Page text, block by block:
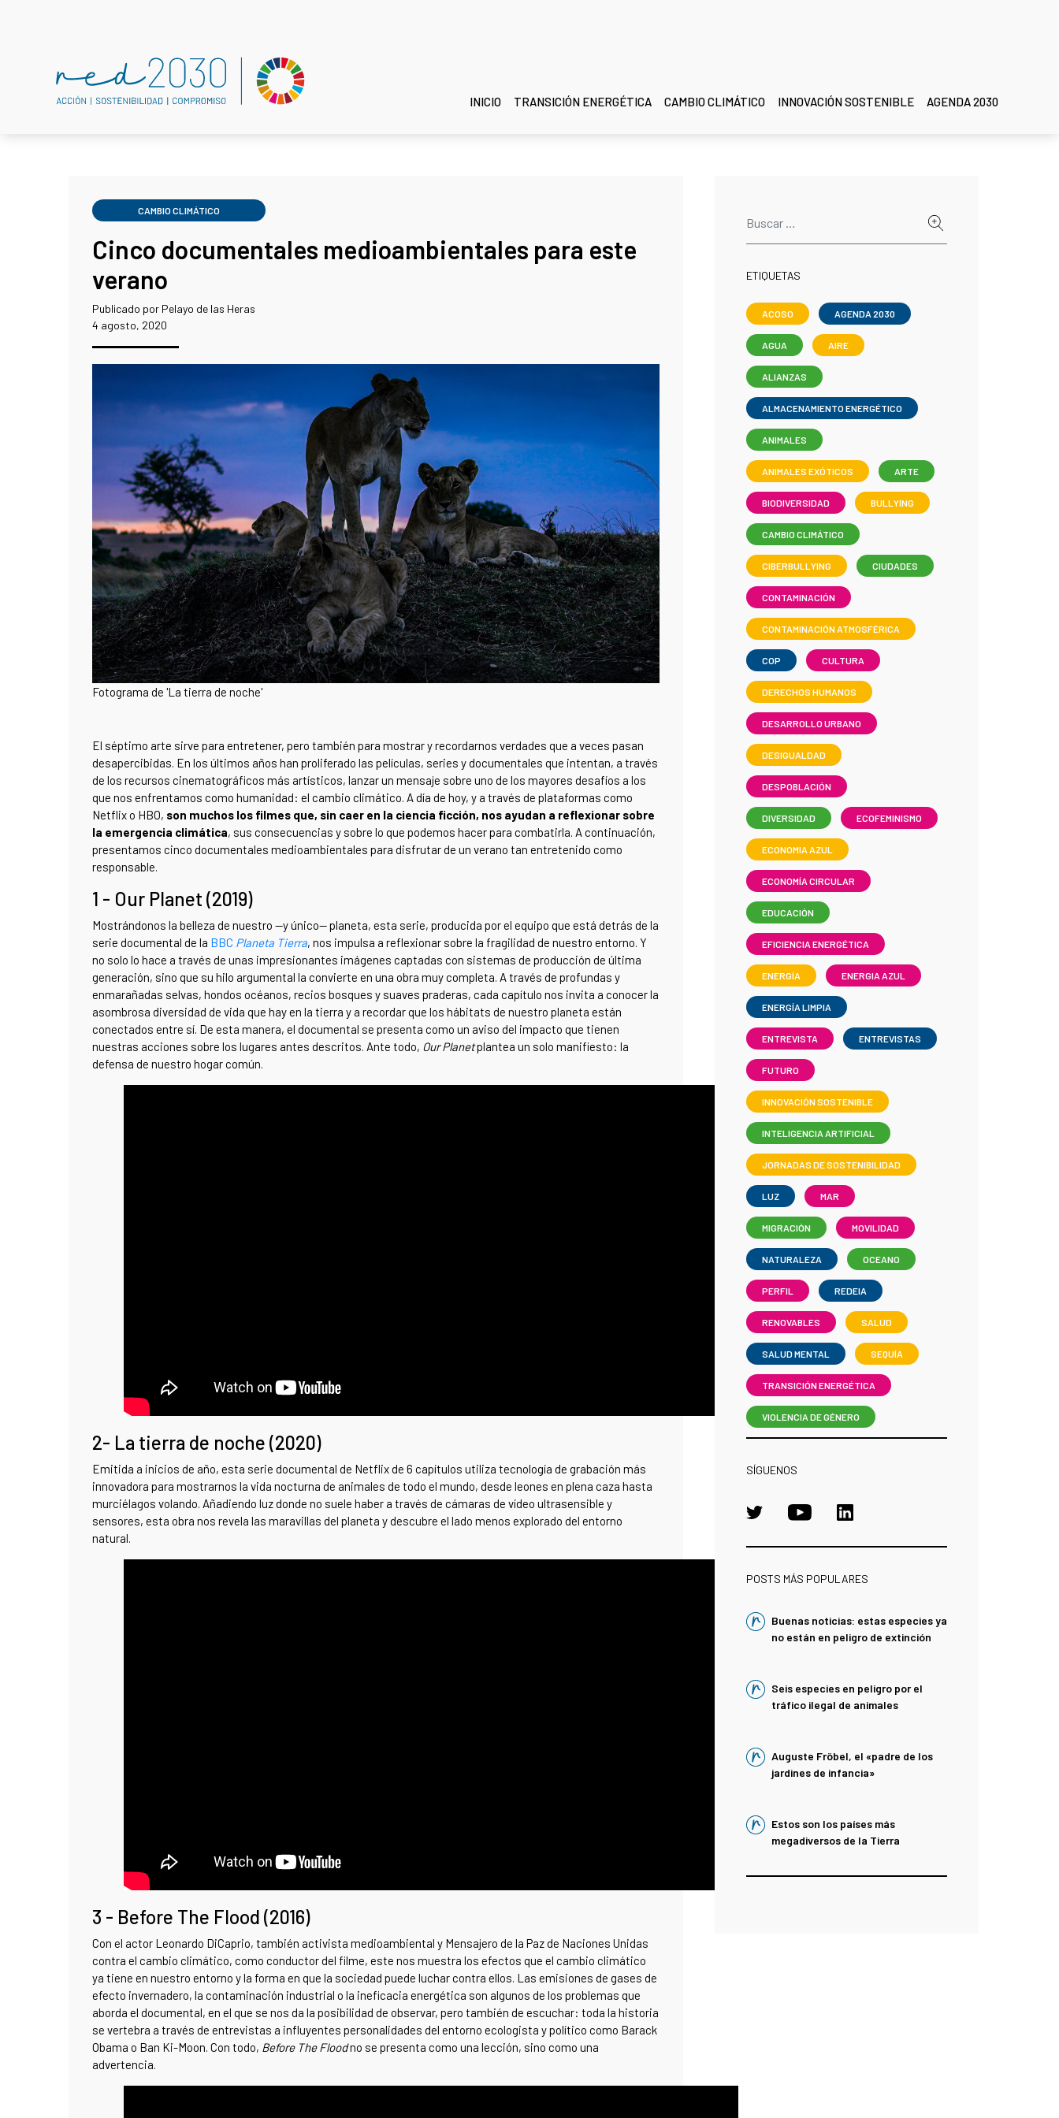
INICIO TRANSICIÓN ENERGÉTICA CAMBIO CLIMÁTICO INNOVACIÓN SOSTENIBLE AGENDA 2030
CAMBIO CLIMÁTICO
Cinco documentales medioambientales para este
verano
Publicado por Pelayo de las Heras
4 agosto, 2020
Fotograma de 'La tierra de noche'
El séptimo arte sirve para entretener, pero también para mostrar y recordarnos verdades que a veces pasan
desapercibidas. En los últimos años han proliferado las películas, series y documentales que intentan, a través
de los recursos cinematográficos más artísticos, lanzar un mensaje sobre uno de los mayores desafíos a los
que nos enfrentamos como humanidad: el cambio climático. A día de hoy, y a través de plataformas como
Netflix o HBO, son muchos los filmes que, sin caer en la ciencia ficción, nos ayudan a reflexionar sobre
la emergencia climática, sus consecuencias y sobre lo que podemos hacer para combatirla. A continuación,
presentamos cinco documentales medioambientales para disfrutar de un verano tan entretenido como
responsable.
1 - Our Planet (2019)
Mostrándonos la belleza de nuestro —y único— planeta, esta serie, producida por el equipo que está detrás de la
serie documental de la BBC Planeta Tierra, nos impulsa a reflexionar sobre la fragilidad de nuestro entorno. Y
no solo lo hace a través de unas impresionantes imágenes captadas con sistemas de producción de última
generación, sino que su hilo argumental la convierte en una obra muy completa. A través de profundas y
enmarañadas selvas, hondos océanos, recios bosques y suaves praderas, cada capítulo nos invita a conocer la
asombrosa diversidad de vida que hay en la tierra y a recordar que los hábitats de nuestro planeta están
conectados entre sí. De esta manera, el documental se presenta como un aviso del impacto que tienen
nuestras acciones sobre los lugares antes descritos. Ante todo, Our Planetplantea un solo manifiesto: la
defensa de nuestro hogar común.
2- La tierra de noche (2020)
Emitida a inicios de año, esta serie documental de Netflix de 6 capítulos utiliza tecnología de grabación más
innovadora para mostrarnos la vida nocturna de animales de todo el mundo, desde leones en plena caza hasta
murciélagos volando. Añadiendo luz donde no suele haber a través de cámaras de vídeo ultrasensible y
sensores, esta obra nos revela las maravillas del planeta y descubre el lado menos explorado del entorno
natural.
3 - Before The Flood (2016)
Con el actor Leonardo DiCaprio, también activista medioambiental y Mensajero de la Paz de Naciones Unidas
contra el cambio climático, como conductor del filme, este nos muestra los efectos que el cambio climático
ya tiene en nuestro entorno y la forma en que la sociedad puede luchar contra ellos. Las emisiones de gases de
efecto invernadero, la contaminación industrial o la ineficacia energética son algunos de los problemas que
aborda el documental, en el que se nos da la posibilidad de observar, pero también de escuchar: toda la historia
se vertebra a través de entrevistas a influyentes personalidades del entorno ecologista y político como Barack
Obama o Ban Ki-Moon. Con todo, Before The Floodno se presenta como una lección, sino como una
advertencia.
ETIQUETAS
ACOSO AGENDA 2030
AGUA AIRE
ALIANZAS
ALMACENAMIENTO ENERGÉTICO
ANIMALES
ANIMALES EXÓTICOS ARTE
BIODIVERSIDAD BULLYING
CAMBIO CLIMÁTICO
CIBERBULLYING CIUDADES
CONTAMINACIÓN
CONTAMINACIÓN ATMOSFÉRICA
COP CULTURA
DERECHOS HUMANOS
DESARROLLO URBANO
DESIGUALDAD
DESPOBLACIÓN
DIVERSIDAD ECOFEMINISMO
ECONOMIA AZUL
ECONOMÍA CIRCULAR
EDUCACIÓN
EFICIENCIA ENERGÉTICA
ENERGÍA ENERGIA AZUL
ENERGÍA LIMPIA
ENTREVISTA ENTREVISTAS
FUTURO
INNOVACIÓN SOSTENIBLE
INTELIGENCIA ARTIFICIAL
JORNADAS DE SOSTENIBILIDAD
LUZ MAR
MIGRACIÓN MOVILIDAD
NATURALEZA OCEANO
PERFIL REDEIA
RENOVABLES SALUD
SALUD MENTAL SEQUÍA
TRANSICIÓN ENERGÉTICA
VIOLENCIA DE GÉNERO
SÍGUENOS
POSTS MÁS POPULARES
Buenas noticias: estas especies ya
no están en peligro de extinción
Seis especies en peligro por el
tráfico ilegal de animales
Auguste Fröbel, el «padre de los
jardines de infancia»
Estos son los países más
megadiversos de la Tierra